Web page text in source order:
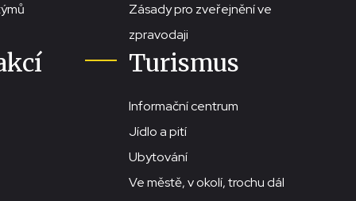
Zásady pro zveřejnění ve
zpravodaji
Turismus
Informační centrum
Jídlo a pití
Ubytování
Ve městě, v okolí, trochu dál